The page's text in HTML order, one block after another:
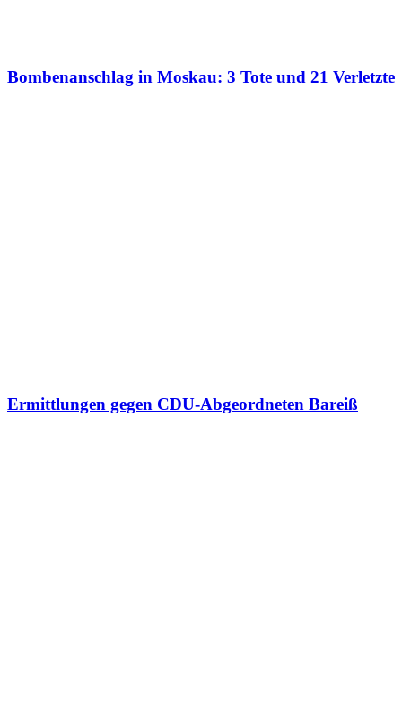
Bombenanschlag in Moskau: 3 Tote und 21 Verletzte
Ermittlungen gegen CDU-Abgeordneten Bareiß